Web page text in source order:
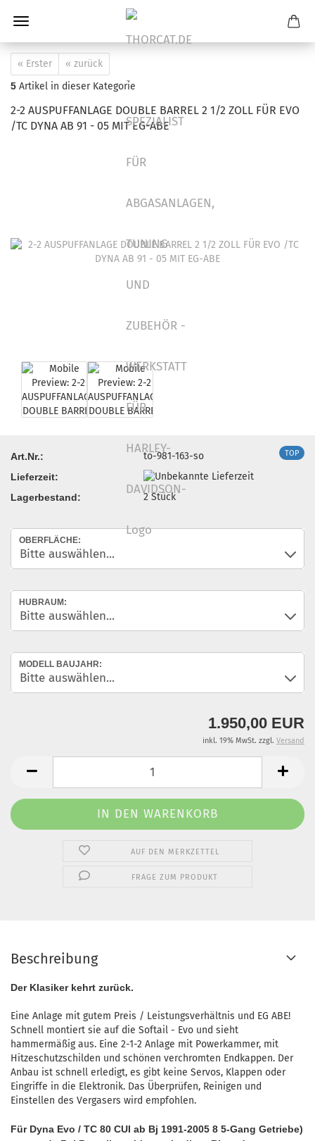
« Erster « zurück
5 Artikel in dieser Kategorie
2-2 AUSPUFFANLAGE DOUBLE BARREL 2 1/2 ZOLL FÜR EVO
/TC DYNA AB 91 - 05 MIT EG-ABE
TOP
Art.Nr.: to-981-163-so
Lieferzeit:
Lagerbestand:
2Stück
OBERFLÄCHE:
HUBRAUM:
MODELL BAUJAHR:
1.950,00 EUR
inkl. 19% MwSt. zzgl. Versand
AUF DEN MERKZETTEL
FRAGE ZUM PRODUKT
Beschreibung
Der Klasiker kehrt zurück.
Eine Anlage mit gutem Preis / Leistungsverhältnis und EG ABE!
Schnell montiert sie auf die Softail - Evo und sieht
hammermäßig aus. Eine 2-1-2 Anlage mit Powerkammer, mit
Hitzeschutzschilden und schönen verchromten Endkappen. Der
Anbau ist schnell erledigt, es gibt keine Servos, Klappen oder
Eingriffe in die Elektronik. Das Überprüfen, Reinigen und
Einstellen des Vergasers wird empfohlen.
Für Dyna Evo / TC 80 CUI ab Bj 1991-2005 8 5-Gang Getriebe)